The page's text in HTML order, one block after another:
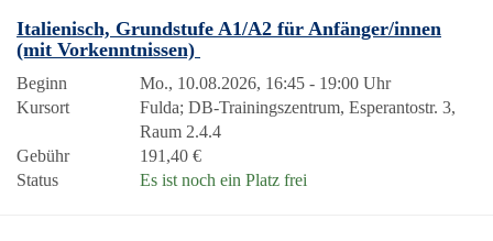
Italienisch, Grundstufe A1/A2 für Anfänger/innen
(mit Vorkenntnissen)
Beginn
Mo., 10.08.2026, 16:45 - 19:00 Uhr
Kursort
Fulda; DB-Trainingszentrum, Esperantostr. 3,
Raum 2.4.4
Gebühr
191,40 €
Status
Es ist noch ein Platz frei